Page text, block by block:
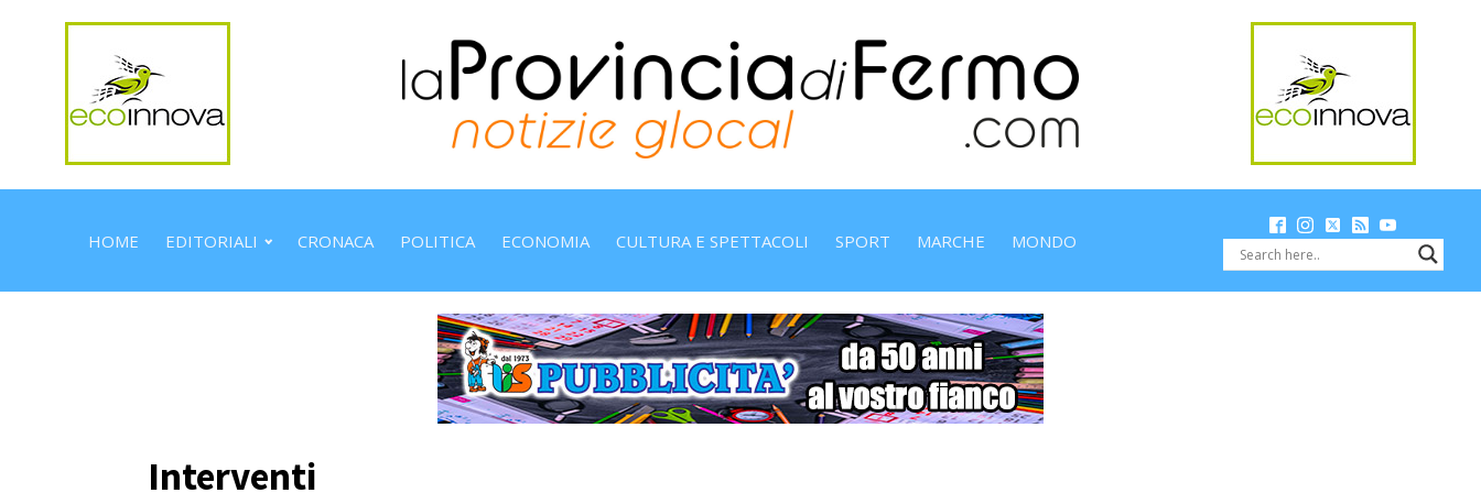
HOME EDITORIALI CRONACA POLITICA ECONOMIA CULTURA E SPETTACOLI SPORT MARCHE MONDO
Interventi